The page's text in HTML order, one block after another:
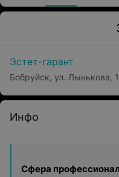
Эстет-гарант
Бобруйск, ул. Лынькова,
Инфо
Сфера